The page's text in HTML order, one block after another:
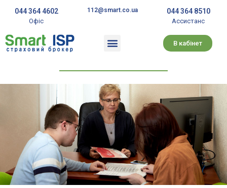
044 364 4602
Офіс
112@smart.co.ua 044 364 8510
Ассистанс
В кабінет